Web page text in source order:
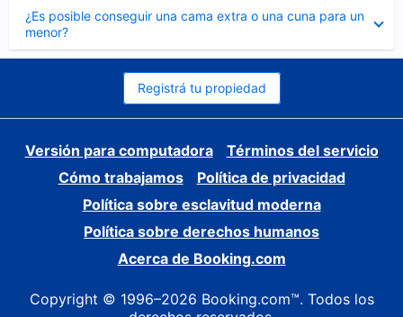
¿Es posible conseguir una cama extra o una cuna para un
menor?
cerrado
Registrá tu propiedad
Versión para computadora
Términos del servicio
Cómo trabajamos
Política de privacidad
Política sobre esclavitud moderna
Política sobre derechos humanos
Acerca de Booking.com
Copyright © 1996–2026 Booking.com™. Todos los